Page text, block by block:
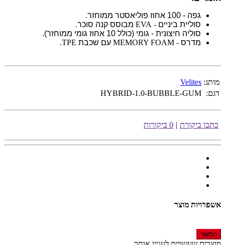
גפה - 100 אחוז פוליאסטר ממוחזר
.
סוליית ביניים - EVA מבוסס קנה סוכר.
סוליה חיצונית - גומי (כולל 10 אחוז גומי ממוחזר)
.
מדרס - TPE עם שכבת MEMORY FOAM.
מותג: Velites
דגם: HYBRID-1.0-BUBBLE-GUM
כתבו ביקורת | 0 ביקורות
אשפרויות מוצר
המשך